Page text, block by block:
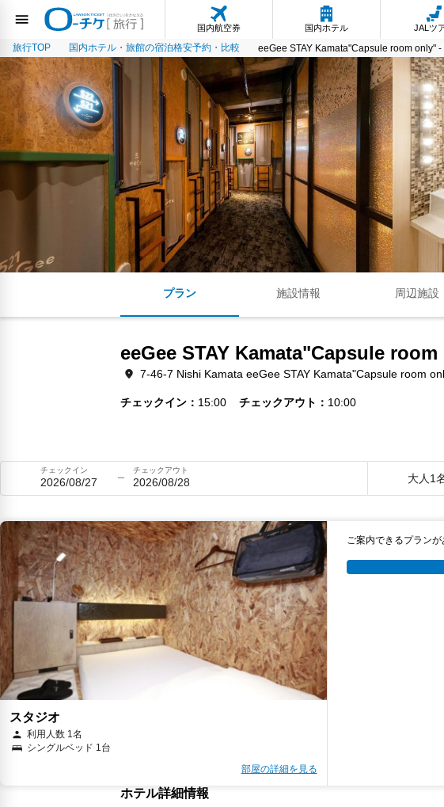
国内航空券 国内ホテル JALツ
旅行TOP 国内ホテル・旅館の宿泊格安予約・比較 eeGee STAY Kamata"Capsule room only"
プラン 施設情報 周辺施設
eeGee STAY Kamata"Capsule
7-46-7 Nishi Kamata eeGee STAY Kamata"Capsule room
チェックイン 15:00 チェックアウト 10:00
チェックイン
2026/08/27
チェックアウト
2026/08/28 大人1
スタジオ
利用人数 1名
シングルベッド 1台
部屋の詳細を見る
ご案内できるプラン
ホテル詳細情報